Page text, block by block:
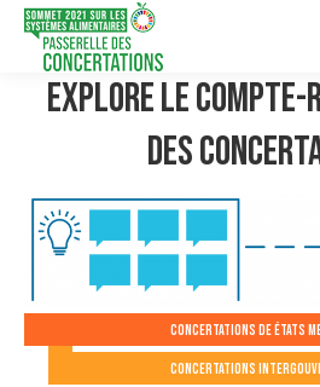
Explore le
des
Concertations de États
Concertations